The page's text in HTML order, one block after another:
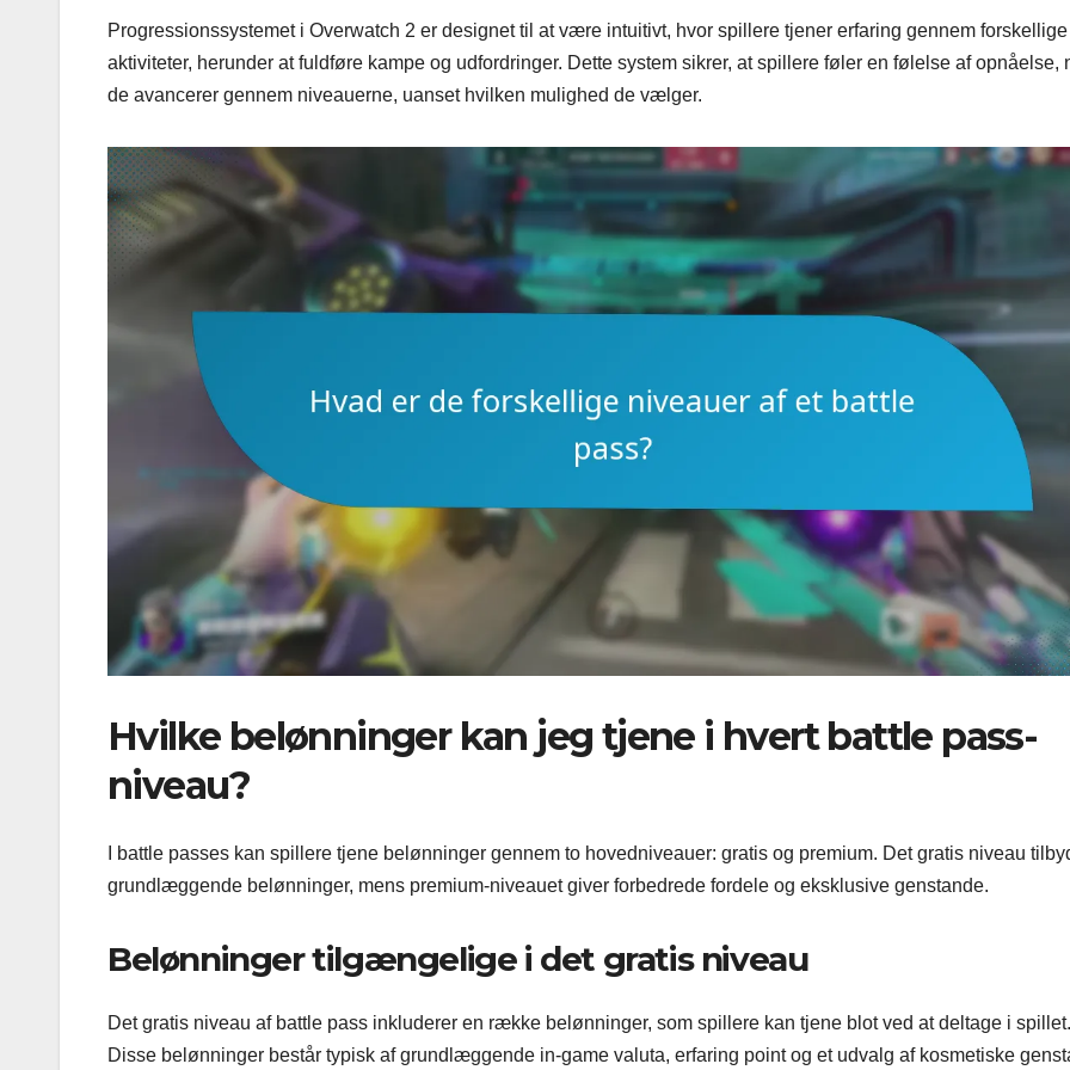
Progressionssystemet i Overwatch 2 er designet til at være intuitivt, hvor spillere tjener erfaring gennem forskellige
aktiviteter, herunder at fuldføre kampe og udfordringer. Dette system sikrer, at spillere føler en følelse af opnåelse,
de avancerer gennem niveauerne, uanset hvilken mulighed de vælger.
Hvilke belønninger kan jeg tjene i hvert battle pass-
niveau?
I battle passes kan spillere tjene belønninger gennem to hovedniveauer: gratis og premium. Det gratis niveau
grundlæggende belønninger, mens premium-niveauet giver forbedrede fordele og eksklusive genstande.
Belønninger tilgængelige i det gratis niveau
Det gratis niveau af battle pass inkluderer en række belønninger, som spillere kan tjene blot ved at deltage i spillet.
Disse belønninger består typisk af grundlæggende in-game valuta, erfaring point og et udvalg af kosmetiske